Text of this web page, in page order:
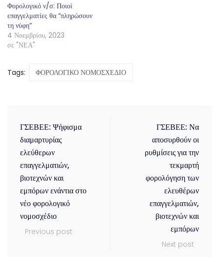
Φορολογικό ν/σ: Ποιοί
επαγγελματίες θα “πληρώσουν
τη νύφη”
4 Νοεμβρίου, 2023
σε "ΝΕΑ"
Tags: ΦΟΡΟΛΟΓΙΚΟ ΝΟΜΟΣΧΕΔΙΟ
ΓΣΕΒΕΕ: Ψήφισμα
διαμαρτυρίας
ελεύθερων
επαγγελματιών,
βιοτεχνών και
εμπόρων ενάντια στο
νέο φορολογικό
νομοσχέδιο
Previous post
ΓΣΕΒΕΕ: Να
αποσυρθούν οι
ρυθμίσεις για την
τεκμαρτή
φορολόγηση των
ελευθέρων
επαγγελματιών,
βιοτεχνών και
εμπόρων
Next post